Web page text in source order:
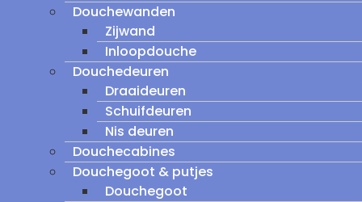
Douchewanden
Zijwand
Inloopdouche
Douchedeuren
Draaideuren
Schuifdeuren
Nis deuren
Douchecabines
Douchegoot & putjes
Douchegoot